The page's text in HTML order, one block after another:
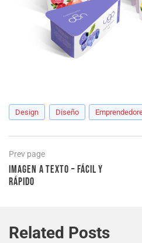
Design Diseño
Post
navigation
Prev pagePrevious
page
Imagen a Texto – Fácil y
rápido
Related Posts